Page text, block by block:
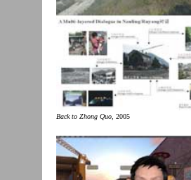
Back to Zhong Quo, 2005